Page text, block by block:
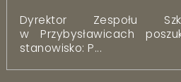
Dyrektor Zespołu
w Przybysławicach
stanowisko: P...